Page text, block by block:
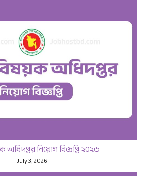
অধিদপ্তর নিয়োগ বিজ্ঞপ্তি ২০২৬
July 3, 2026